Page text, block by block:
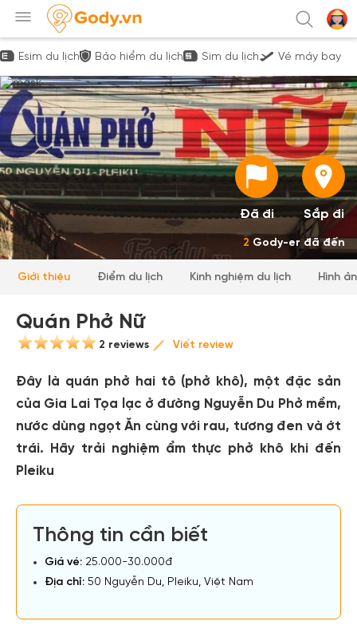
Esim du lịch Bảo hiểm du lịch Sim du lịch Vé máy bay
Đã đi Sắp đi
2 Gody-er đã đến
Giới thiệu Điểm du lịch Kinh nghiệm du lịch Hình
Quán Phở Nữ
2 reviews Viết review
Đây là quán phở hai tô (phở khô), một đặc sản
của Gia Lai Tọa lạc ở đường Nguyễn Du Phở mềm,
nước dùng ngọt Ăn cùng với rau, tương đen và ớt
trái. Hãy trải nghiệm ẩm thực phở khô khi đến
Pleiku
Thông tin cần biết
Giá vé: 25.000-30.000đ
Địa chỉ: 50 Nguyễn Du, Pleiku, Việt Nam